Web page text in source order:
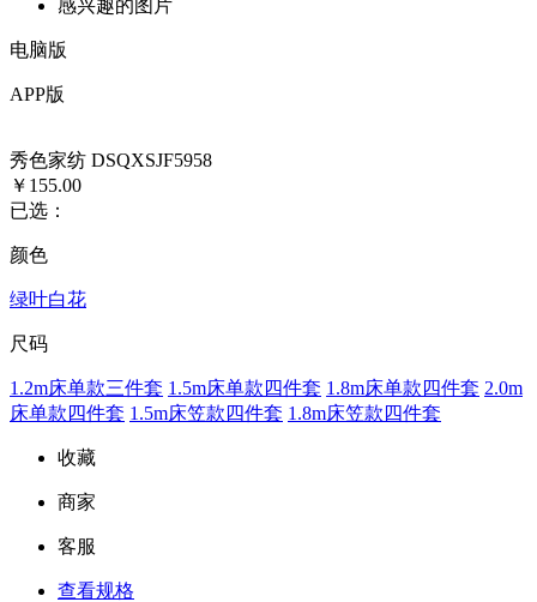
感兴趣的图片
电脑版
APP版
秀色家纺 DSQXSJF5958
￥155.00
已选：
颜色
绿叶白花
尺码
1.2m床单款三件套 1.5m床单款四件套 1.8m床单款四件套 2.0m
床单款四件套 1.5m床笠款四件套 1.8m床笠款四件套
收藏
商家
客服
查看规格